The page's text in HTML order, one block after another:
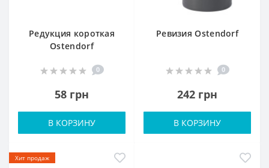
Редукция короткая
Ostendorf
0
58 грн
В КОРЗИНУ
Ревизия Ostendorf
0
242 грн
В КОРЗИНУ
Хит продаж